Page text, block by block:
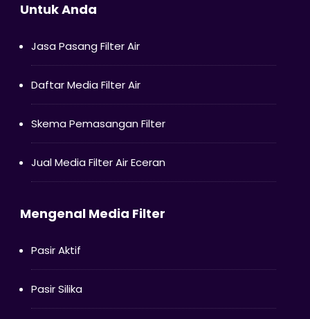
Untuk Anda
Jasa Pasang Filter Air
Daftar Media Filter Air
Skema Pemasangan Filter
Jual Media Filter Air Eceran
Mengenal Media Filter
Pasir Aktif
Pasir Silika